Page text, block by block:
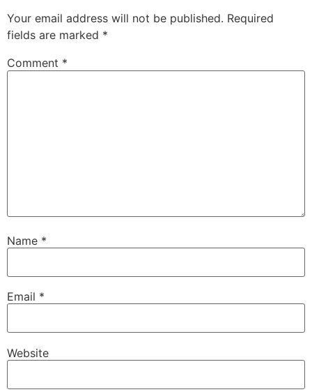
Your email address will not be published. Required
fields are marked *
Comment *
Name *
Email *
Website